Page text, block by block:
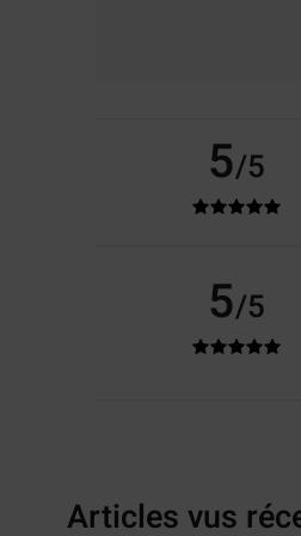
5/5
5/5
Articles vus